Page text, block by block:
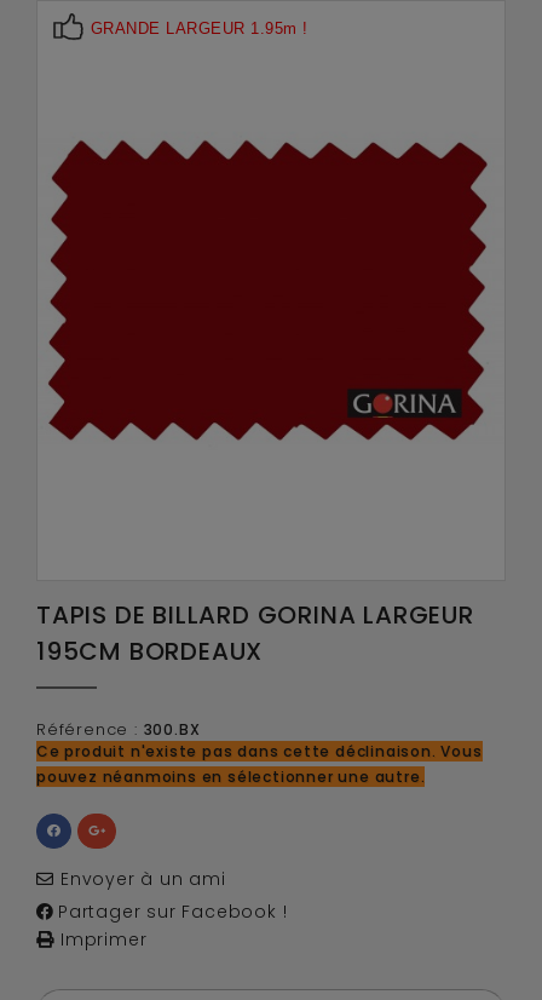
GRANDE LARGEUR 1.95m !
TAPIS DE BILLARD GORINA LARGEUR
195CM BORDEAUX
Référence : 300.BX
Ce produit n'existe pas dans cette déclinaison. Vous
pouvez néanmoins en sélectionner une autre.
Envoyer à un ami
Partager sur Facebook !
Imprimer